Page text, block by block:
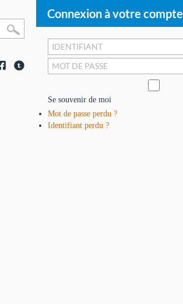
Connexion à votre compte
Se souvenir de moi
Mot de passe perdu ?
Identifiant perdu ?